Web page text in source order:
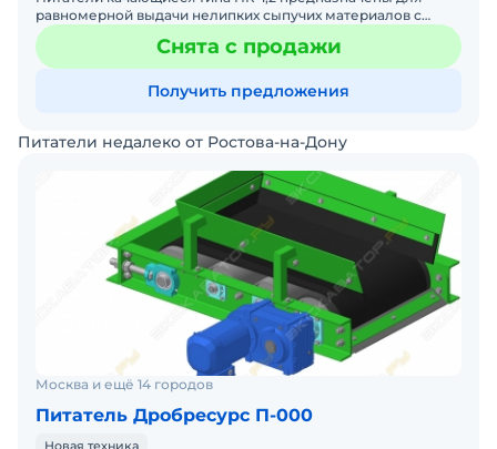
равномерной выдачи нелипких сыпучих материалов с
объемной массой насыпного груза до 1200 кг/м3 и
крупностью не
Снята с продажи
Получить предложения
Питатели недалеко от Ростова-на-Дону
Москва и ещё 14 городов
Питатель Дробресурс П-000